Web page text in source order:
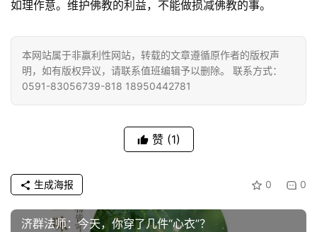
讯
八
点
僧
僧
访
谈
如理作意。维护佛教的利益，不能做损减佛教的事。
本网站属于非赢利性网站，转载的文章遵循原作者的版权声
明，如有版权异议，请联系值班编辑予以删除。 联系方式：
0591-83056739-818 18950442781
赞 (1)
0 0
生成海报
济群法师：今天，你穿了几件“心衣”？